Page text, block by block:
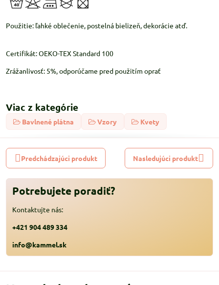
Použitie: ľahké oblečenie, postelná bielizeň, dekorácie atď.
Certifikát: OEKO-TEX Standard 100
Zrážanlivosť: 5%, odporúčame pred použitím oprať
Viac z kategórie
Bavlnené plátna Vzory Kvety
Predchádzajúci produkt Nasledujúci produkt
Potrebujete poradiť?
Kontaktujte nás:
+421 904 489 334
info@kammel.sk